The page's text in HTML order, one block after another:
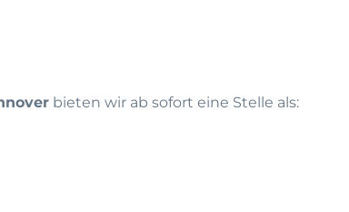
bieten wir ab sofort eine Stelle als: